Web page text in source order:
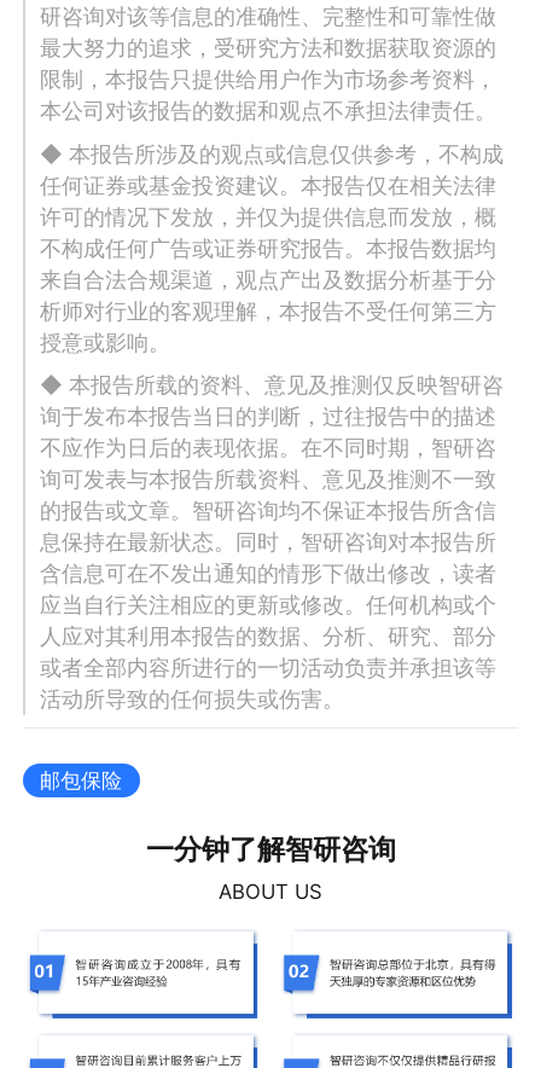
研咨询对该等信息的准确性、完整性和可靠性做
最大努力的追求，受研究方法和数据获取资源的
限制，本报告只提供给用户作为市场参考资料，
本公司对该报告的数据和观点不承担法律责任。
◆ 本报告所涉及的观点或信息仅供参考，不构成
任何证券或基金投资建议。本报告仅在相关法律
许可的情况下发放，并仅为提供信息而发放，概
不构成任何广告或证券研究报告。本报告数据均
来自合法合规渠道，观点产出及数据分析基于分
析师对行业的客观理解，本报告不受任何第三方
授意或影响。
◆ 本报告所载的资料、意见及推测仅反映智研咨
询于发布本报告当日的判断，过往报告中的描述
不应作为日后的表现依据。在不同时期，智研咨
询可发表与本报告所载资料、意见及推测不一致
的报告或文章。智研咨询均不保证本报告所含信
息保持在最新状态。同时，智研咨询对本报告所
含信息可在不发出通知的情形下做出修改，读者
应当自行关注相应的更新或修改。任何机构或个
人应对其利用本报告的数据、分析、研究、部分
或者全部内容所进行的一切活动负责并承担该等
活动所导致的任何损失或伤害。
邮包保险
一分钟了解智研咨询
ABOUT US